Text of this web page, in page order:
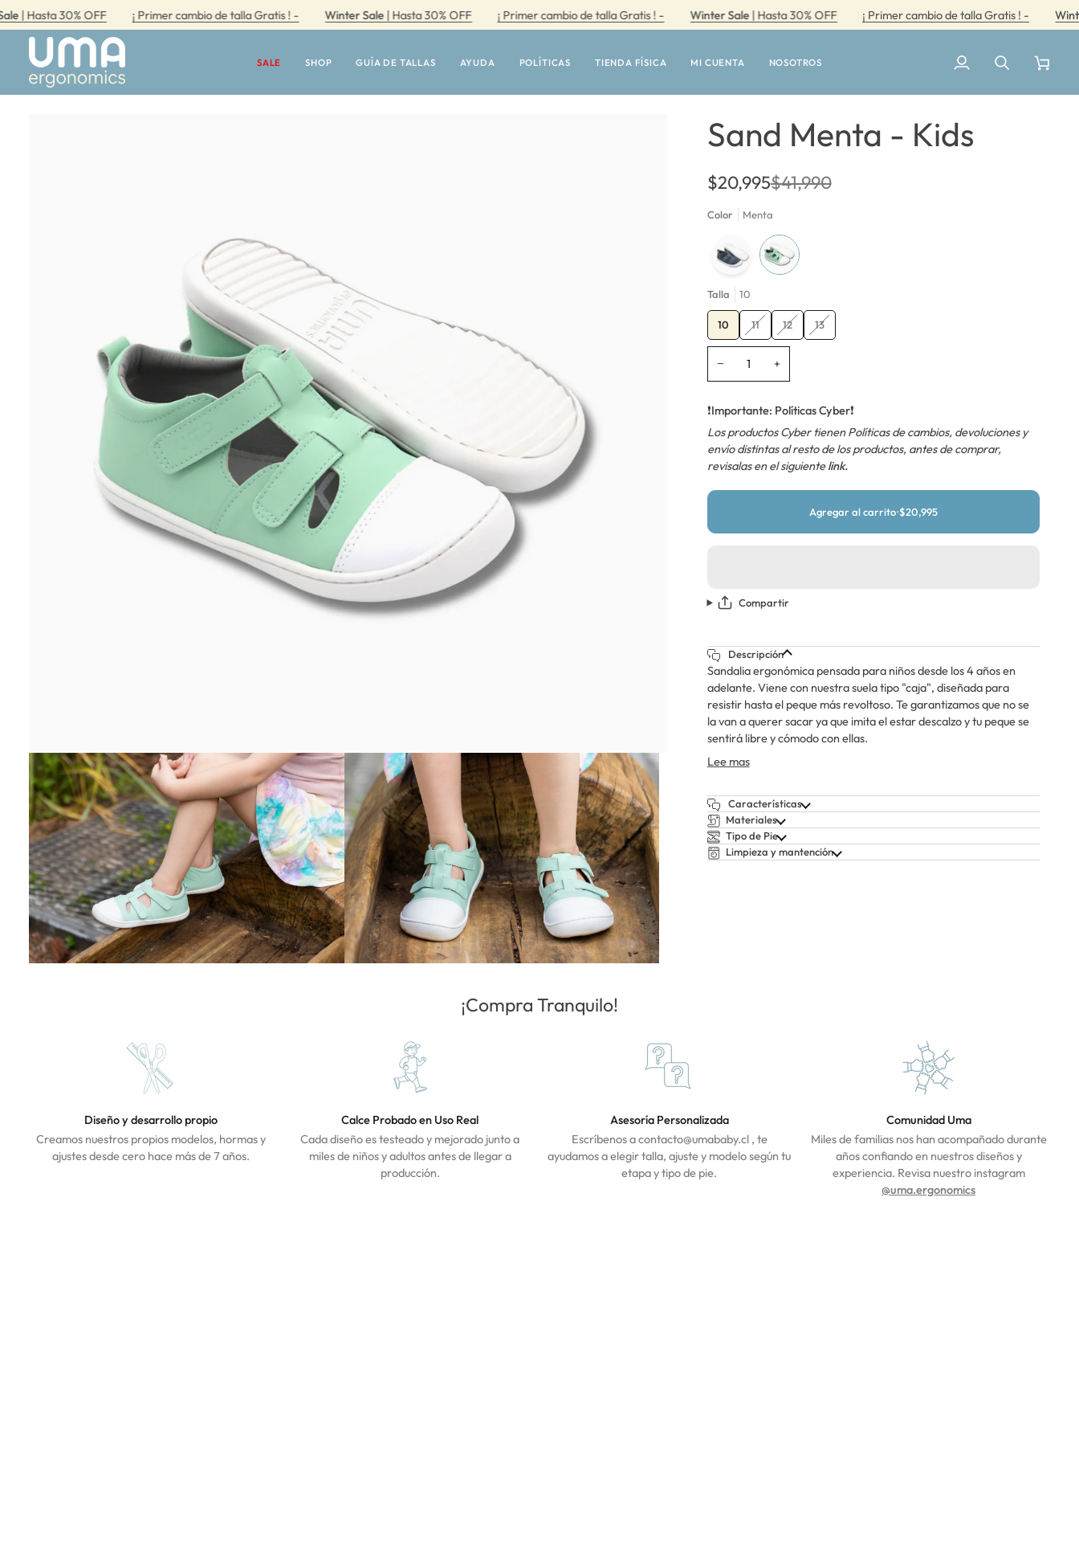
Ir
directamente
contenido
30% OFF ¡ Primer cambio de talla Gratis ! - Winter Sale| Hasta 30% OFF ¡ Primer cambio de talla Gratis ! - Winter Sale| Hasta 30% OFF ¡ Primer cambio de talla Gratis ! - Winter Sale|
SALE SHOP GUÍA DE TALLAS AYUDA POLÍTICAS TIENDA FÍSICA MI CUENTA NOSOTROS
Mi
Buscar Carrito
Sand Menta - Kids
$20,995$41,990
Color Menta
Talla 10
10 11Variante
agotada
disponible
12Variante
agotada
disponible
13Variante
agotada
− +
❗Importante: Políticas Cyber❗
Los productos Cyber tienen Políticas de cambios, devoluciones y
envío distintas al resto de los productos, antes de comprar,
revisalas en el siguientelink.
Agregar al carrito•$20,995
Compartir
Descripción
Sandalia ergonómica pensada para niños desde los 4 años en
adelante. Viene con nuestra suela tipo "caja", diseñada para
resistir hasta el peque más revoltoso. Te garantizamos que no se
la van a querer sacar ya que imita el estar descalzo y tu peque se
sentirá libre y cómodo con ellas.
Lee mas
Características
Materiales
Tipo de Pie
Limpieza y mantención
¡Compra Tranquilo!
Diseño y desarrollo propio
Creamos nuestros propios modelos, hormas y
ajustes desde cero hace más de 7 años.
Calce Probado en Uso Real
Cada diseño es testeado y mejorado junto a
miles de niños y adultos antes de llegar a
producción.
Asesoría Personalizada
Escríbenos a contacto@umababy.cl , te
ayudamos a elegir talla, ajuste y modelo según tu
etapa y tipo de pie.
Comunidad Uma
Miles de familias nos han acompañado durante
años confiando en nuestros diseños y
experiencia. Revisa nuestro instagram
@uma.ergonomics